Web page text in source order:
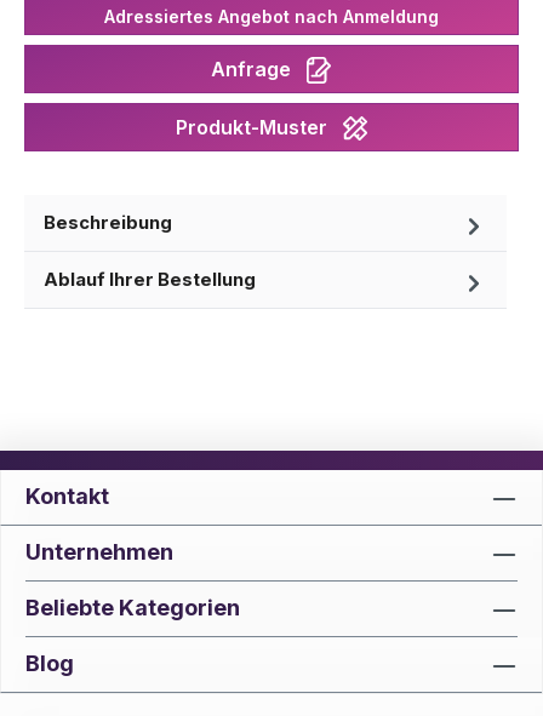
Adressiertes Angebot nach Anmeldung
Anfrage
Produkt-Muster
Beschreibung
Ablauf Ihrer Bestellung
Kontakt
Unternehmen
Beliebte Kategorien
Blog